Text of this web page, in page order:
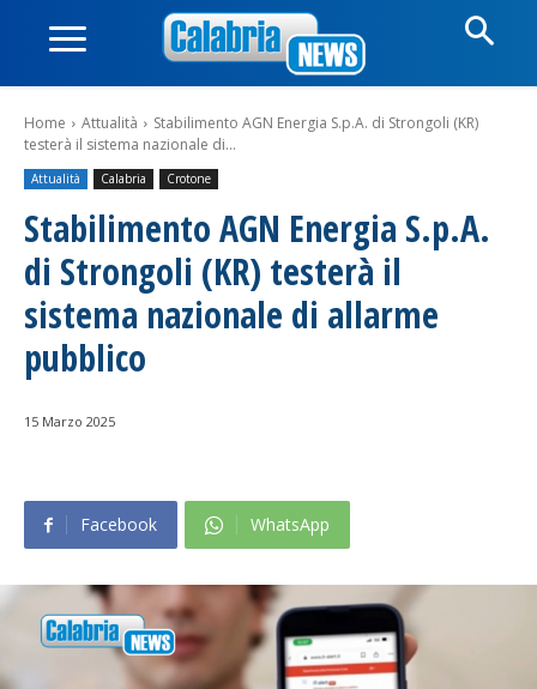
Home Attualità
Stabilimento AGN Energia S.p.A. di Strongoli (KR)
testerà il sistema nazionale di...
Attualità Calabria Crotone
Stabilimento AGN Energia S.p.A.
di Strongoli (KR) testerà il
sistema nazionale di allarme
pubblico
15 Marzo 2025
Facebook WhatsApp